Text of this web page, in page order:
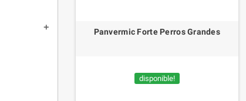
Panvermic Forte Perros Grandes
disponible!